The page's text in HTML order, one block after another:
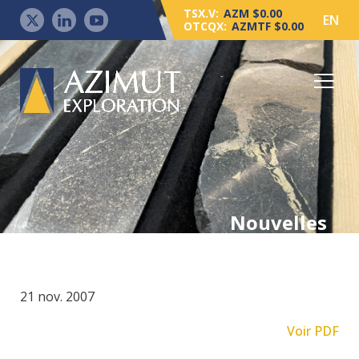
TSX.V: AZM $0.00
OTCQX: AZMTF $0.00 EN
Nouvelles
21 nov. 2007
Voir PDF